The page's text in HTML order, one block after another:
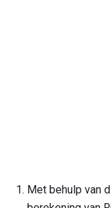
Met behulp van